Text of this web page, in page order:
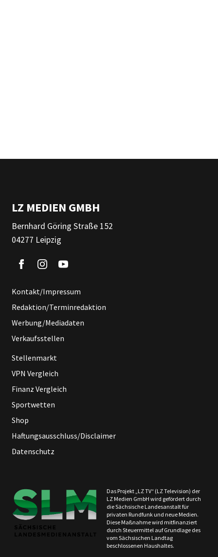
LZ MEDIEN GMBH
Bernhard Göring Straße 152
04277 Leipzig
Kontakt/Impressum
Redaktion/Terminredaktion
Werbung/Mediadaten
Verkaufsstellen
Stellenmarkt
VPN Vergleich
Finanz Vergleich
Sportwetten
Shop
Haftungsausschluss/Disclaimer
Datenschutz
Das Projekt „LZ TV“ (LZ Television) der
LZ Medien GmbH wird gefördert durch
die Sächsische Landesanstalt für
privaten Rundfunk und neue Medien.
Diese Maßnahme wird mitfinanziert
durch Steuermittel auf Grundlage des
vom Sächsischen Landtag
beschlossenen Haushaltes.